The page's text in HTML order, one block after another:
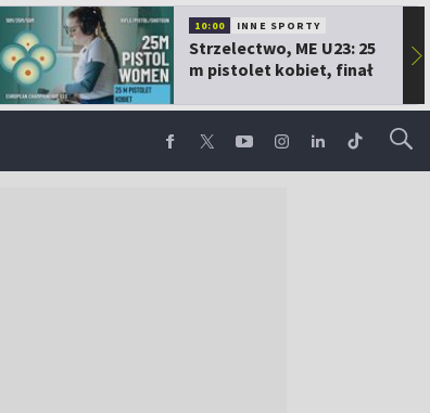
10:00 INNE SPORTY
Strzelectwo, ME U23: 25
m pistolet kobiet, finał
▶